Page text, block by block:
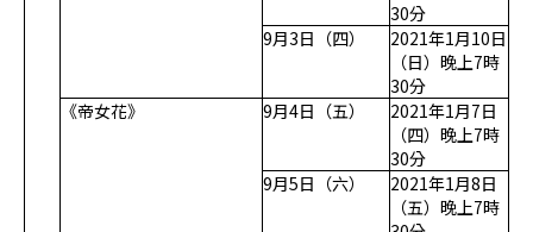
30分
9月3日（四）
2021年1月10日
（日）晚上7時
30分
《帝女花》
9月4日（五）
2021年1月7日
（四）晚上7時
30分
9月5日（六）
2021年1月8日
（五）晚上7時